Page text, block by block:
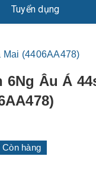
Tuyển dụng
Mai (4406AA478)
6Ng Âu Á
Còn hàng